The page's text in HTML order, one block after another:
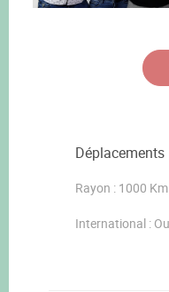
Déplacements
Rayon : 1000 Km
International :